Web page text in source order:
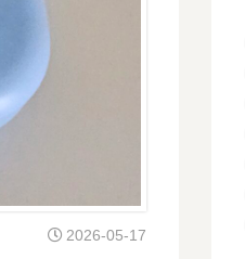
2026-05-17